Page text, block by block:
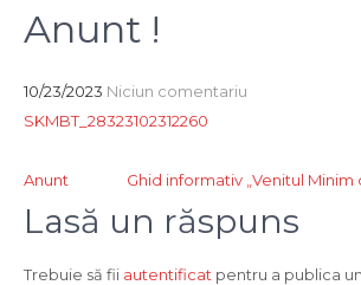
Anunt !
10/23/2023 Niciun comentariu
SKMBT_28323102312260
Navigare
în
Anunt Ghid informativ „Venitul Minim
Lasă un răspuns
Trebuie să fii autentificat pentru a publica